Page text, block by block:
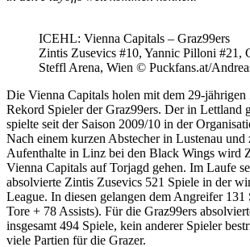
ICEHL: Vienna Capitals – Graz99ers
Zintis Zusevics #10, Yannic Pilloni #21,
Steffl Arena, Wien © Puckfans.at/
Die Vienna Capitals holen mit dem 29-jährigen
Rekord Spieler der Graz99ers. Der in Lettland
spielte seit der Saison 2009/10 in der
Nach einem kurzen Abstecher in Lustenau und
Aufenthalte in Linz bei den Black Wings wird
Vienna Capitals auf Torjagd gehen. Im Laufe
absolvierte Zintis Zusevics 521 Spiele in der
League. In diesen gelangen dem Angreifer 131
Tore + 78 Assists). Für die Graz99ers
insgesamt 494 Spiele, kein anderer Spieler
viele Partien für die Grazer.